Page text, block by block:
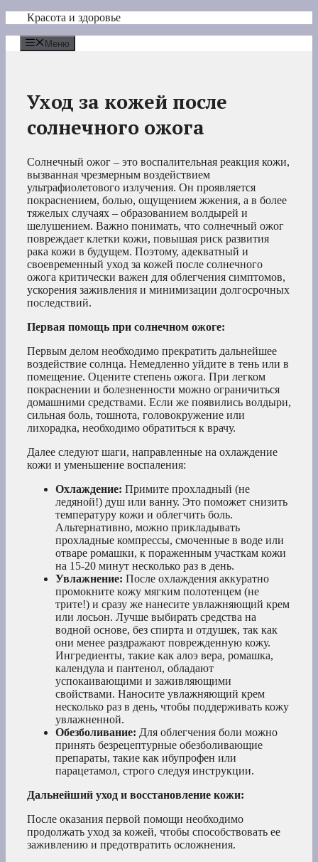
Перейти
содержимому
Красота и здоровье
Меню
Уход за кожей после
солнечного ожога
Солнечный ожог – это воспалительная реакция кожи,
вызванная чрезмерным воздействием
ультрафиолетового излучения. Он проявляется
покраснением, болью, ощущением жжения, а в более
тяжелых случаях – образованием волдырей и
шелушением. Важно понимать, что солнечный ожог
повреждает клетки кожи, повышая риск развития
рака кожи в будущем. Поэтому, адекватный и
своевременный уход за кожей после солнечного
ожога критически важен для облегчения симптомов,
ускорения заживления и минимизации долгосрочных
последствий.
Первая помощь при солнечном ожоге:
Первым делом необходимо прекратить дальнейшее
воздействие солнца. Немедленно уйдите в тень или в
помещение. Оцените степень ожога. При легком
покраснении и болезненности можно ограничиться
домашними средствами. Если же появились волдыри,
сильная боль, тошнота, головокружение или
лихорадка, необходимо обратиться к врачу.
Далее следуют шаги, направленные на охлаждение
кожи и уменьшение воспаления:
Охлаждение: Примите прохладный (не
ледяной!) душ или ванну. Это поможет снизить
температуру кожи и облегчить боль.
Альтернативно, можно прикладывать
прохладные компрессы, смоченные в воде или
отваре ромашки, к пораженным участкам кожи
на 15-20 минут несколько раз в день.
Увлажнение: После охлаждения аккуратно
промокните кожу мягким полотенцем (не
трите!) и сразу же нанесите увлажняющий крем
или лосьон. Лучше выбирать средства на
водной основе, без спирта и отдушек, так как
они менее раздражают поврежденную кожу.
Ингредиенты, такие как алоэ вера, ромашка,
календула и пантенол, обладают
успокаивающими и заживляющими
свойствами. Наносите увлажняющий крем
несколько раз в день, чтобы поддерживать кожу
увлажненной.
Обезболивание: Для облегчения боли можно
принять безрецептурные обезболивающие
препараты, такие как ибупрофен или
парацетамол, строго следуя инструкции.
Дальнейший уход и восстановление кожи:
После оказания первой помощи необходимо
продолжать уход за кожей, чтобы способствовать ее
заживлению и предотвратить осложнения.